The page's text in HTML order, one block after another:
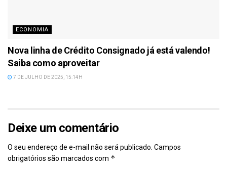
ECONOMIA
Nova linha de Crédito Consignado já está valendo!
Saiba como aproveitar
7 DE JULHO DE 2025, 15:14H
Deixe um comentário
O seu endereço de e-mail não será publicado. Campos
obrigatórios são marcados com *